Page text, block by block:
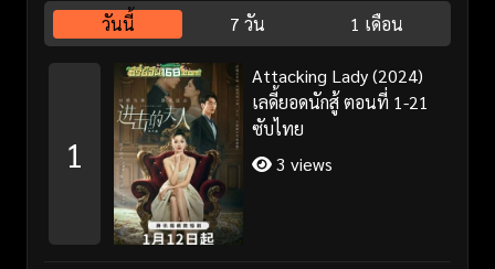
วันนี้ 7 วัน 1 เดือน
1
Attacking Lady (2024)
เลดี้ยอดนักสู้ ตอนที่ 1-21
ซับไทย
3 views